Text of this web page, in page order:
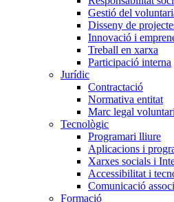
Gestió del
Disseny de
Innovació i
Treball en xarxa
Participació interna
Jurídic
Contractació
Normativa entitat
Marc legal
Tecnològic
Programari lliure
Aplicacions i
Xarxes socials i
Accessibilitat i
Comunicació
Formació